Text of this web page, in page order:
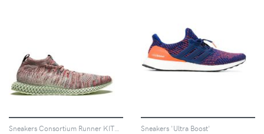
Sneakers 'Ultra Boost'